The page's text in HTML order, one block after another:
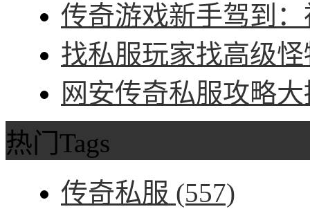
传奇游戏新手驾到
找私服玩家找高级
网安传奇私服攻略
热门Tags
传奇私服 (557)